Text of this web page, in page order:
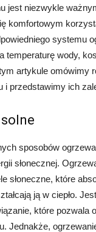
jest niezwykle
komfortowym
systemu
temperaturę wody,
artykule omówimy
i przedstawimy ich
sposobów
słonecznej.
słoneczne, które
ją w ciepło.
które pozwala
Jednakże,